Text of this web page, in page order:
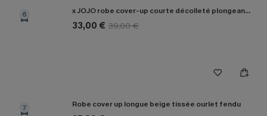
6 x JOJO robe cover-up courte décolleté plongeant manches longues
33,00 € 39,00 €
7 Robe cover up longue beige tissée ourlet fendu